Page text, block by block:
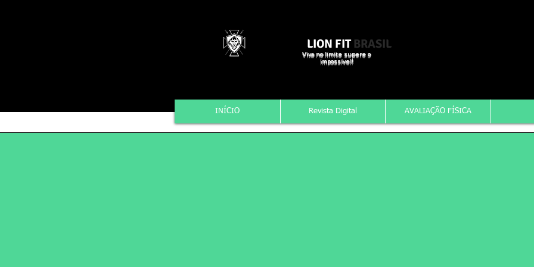
LION FIT BRASIL
Viva no limite supere o
impossível!
INÍCIO Revista Digital AVALIAÇÃO FÍSICA